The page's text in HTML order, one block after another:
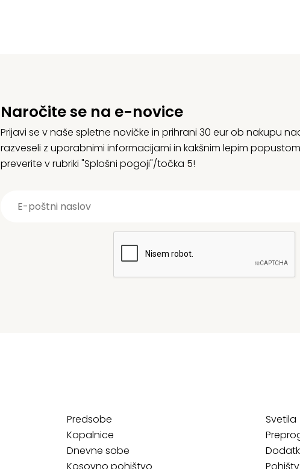
Naročite se na e-novice
Prijavi se v naše spletne novičke in prihrani 30 eur ob nakupu
razveseli z uporabnimi informacijami in kakšnim lepim
preverite v rubriki "Splošni pogoji"/točka 5!
Predsobe
Kopalnice
Dnevne sobe
Svetila